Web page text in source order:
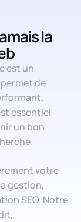
la
est un
de
essentiel
un bon
votre
gestion,
SEO. Notre